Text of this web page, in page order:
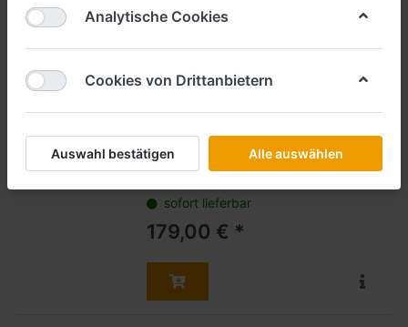
Filtern Sortieren
TEKNO
Art.-Nr. TK86483
* Preise inkl. MwSt., zzgl.Versandkosten
sofort lieferbar
179,00 € *
Analytische Cookies
Cookies von Drittanbietern
Auswahl bestätigen Alle auswählen